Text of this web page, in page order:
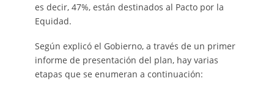
es decir, 47%, están destinados al Pacto por la
Equidad.
Según explicó el Gobierno, a través de un primer
informe de presentación del plan, hay varias
etapas que se enumeran a continuación: